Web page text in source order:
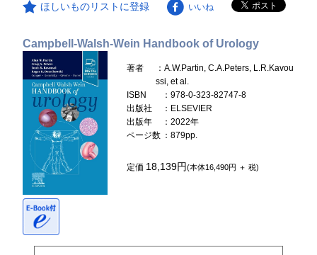
ほしいものリストに登録 いいね
Campbell-Walsh-Wein Handbook of Urology
著者
：A.W.Partin, C.A.Peters, L.R.Kavou
ssi, et al.
ISBN
：978-0-323-82747-8
出版社
：ELSEVIER
出版年
：2022年
ページ数 ：879pp.
定価 18,139円(本体16,490円 ＋ 税)